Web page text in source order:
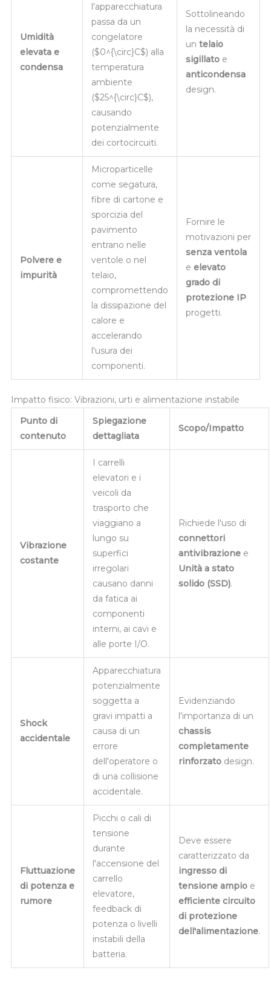
Umidità
elevata e
condensa
l'apparecchiatura
passa da un
congelatore
($0^{\circ}C$) alla
temperatura
ambiente
($25^{\circ}C$),
causando
potenzialmente
dei cortocircuiti.
Sottolineando
la necessità di
un telaio
sigillato e
anticondensa
design.
Polvere e
impurità
Microparticelle
come segatura,
fibre di cartone e
sporcizia del
pavimento
entrano nelle
ventole o nel
telaio,
compromettendo
la dissipazione del
calore e
accelerando
l'usura dei
componenti.
Fornire le
motivazioni per
senza ventola
e elevato
grado di
protezione IP
progetti.
Impatto fisico: Vibrazioni, urti e alimentazione instabile
Punto di
contenuto
Spiegazione
dettagliata
Scopo/Impatto
Vibrazione
costante
I carrelli
elevatori e i
veicoli da
trasporto che
viaggiano a
lungo su
superfici
irregolari
causano danni
da fatica ai
componenti
interni, ai cavi e
alle porte I/O.
Richiede l'uso di
connettori
antivibrazione e
Unità a stato
solido (SSD).
Shock
accidentale
Apparecchiatura
potenzialmente
soggetta a
gravi impatti a
causa di un
errore
dell'operatore o
di una collisione
accidentale.
Evidenziando
l'importanza di un
chassis
completamente
rinforzato design.
Fluttuazione
di potenza e
rumore
Picchi o cali di
tensione
durante
l'accensione del
carrello
elevatore,
feedback di
potenza o livelli
instabili della
batteria.
Deve essere
caratterizzato da
ingresso di
tensione ampio e
efficiente circuito
di protezione
dell'alimentazione.